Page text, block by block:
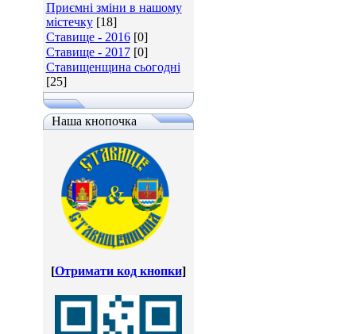
Приємні зміни в нашому
містечку [18]
Ставище - 2016 [0]
Ставище - 2017 [0]
Ставищенщина сьогодні
[25]
Наша кнопочка
[Отримати код кнопки]